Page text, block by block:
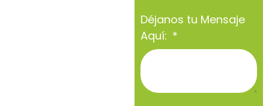
Déjanos tu Mensaje
Aquí: